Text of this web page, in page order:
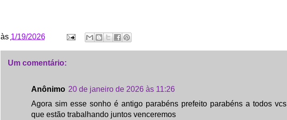
às 1/19/2026
Um comentário:
Anônimo 20 de janeiro de 2026 às 11:26
Agora sim esse sonho é antigo parabéns prefeito parabéns a todos vcs
que estão trabalhando juntos venceremos